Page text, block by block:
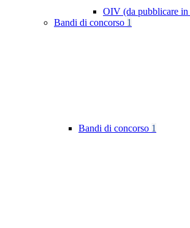
OIV (da pubblicare in
Bandi di concorso 1
Bandi di concorso 1